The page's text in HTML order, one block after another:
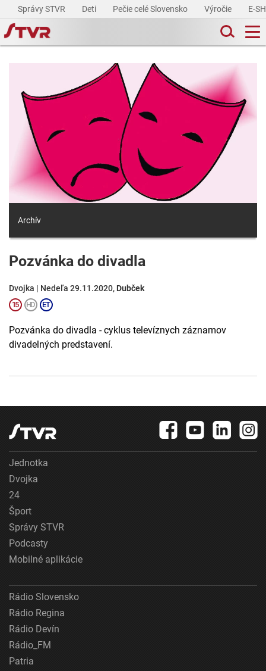
Správy STVR Deti Pečie celé Slovensko Výročie E-
Archív
Pozvánka do divadla
Dvojka | Nedeľa 29.11.2020, Dubček
Pozvánka do divadla - cyklus televíznych záznamov
divadelných predstavení.
Jednotka
Dvojka
24
Šport
Správy STVR
Podcasty
Mobilné aplikácie
Rádio Slovensko
Rádio Regina
Rádio Devín
Rádio_FM
Patria